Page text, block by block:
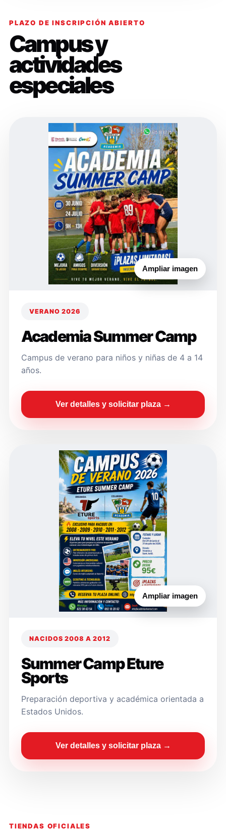
PLAZO DE INSCRIPCIÓN ABIERTO
Campus y
actividades
especiales
Ampliar imagen
VERANO 2026
Academia Summer Camp
Campus de verano para niños y niñas de 4 a 14
años.
Ver detalles y solicitar plaza →
Ampliar imagen
NACIDOS 2008 A 2012
Summer Camp Eture
Sports
Preparación deportiva y académica orientada a
Estados Unidos.
Ver detalles y solicitar plaza →
TIENDAS OFICIALES